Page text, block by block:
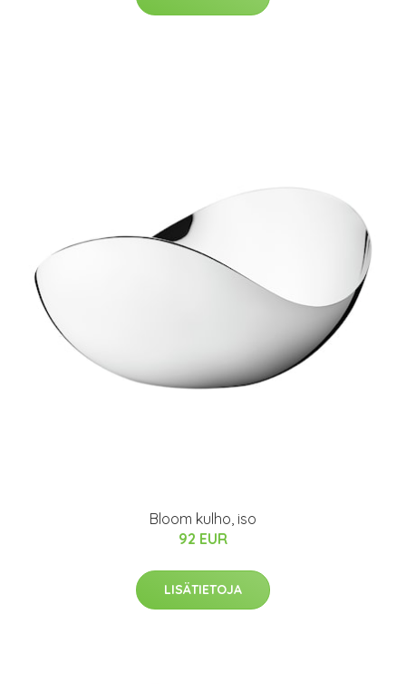
Bloom kulho, iso
92 EUR
LISÄTIETOJA